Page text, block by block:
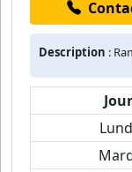
Description :
Jour